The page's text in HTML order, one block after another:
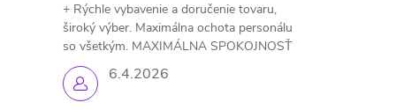
6.4.2026
+ Rýchle vybavenie a doručenie tovaru,
široký výber. Maximálna ochota personálu
so všetkým. MAXIMÁLNA SPOKOJNOSŤ